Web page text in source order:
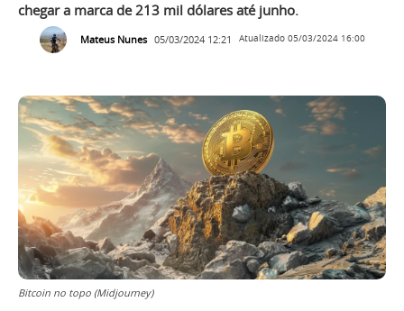
chegar a marca de 213 mil dólares até junho.
Mateus Nunes 05/03/2024 12:21 Atualizado 05/03/2024 16:00
Bitcoin no topo (Midjourney)